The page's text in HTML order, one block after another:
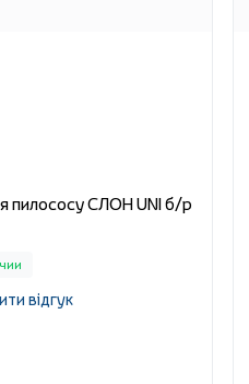
пилососу СЛОН UNI б/р
відгук